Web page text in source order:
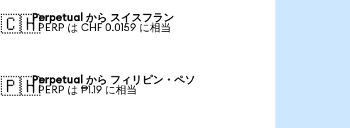
🇨🇭Perpetual から スイスフラン
1 PERP は CHF 0.0159 に相当
🇵🇭Perpetual から フィリピン・ペソ
1 PERP は ₱1.19 に相当